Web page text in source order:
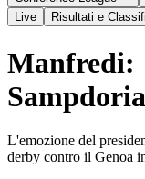
Live
Risultati e
Manfredi:
L'emozione del
derby contro il Genoa